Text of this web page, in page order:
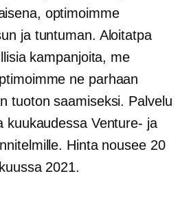
optimoimme
ja tuntuman. Aloitatpa
kampanjoita, me
ne parhaan
tuoton saamiseksi. Palvelu
kuukaudessa Venture- ja
Hinta nousee 20
2021.